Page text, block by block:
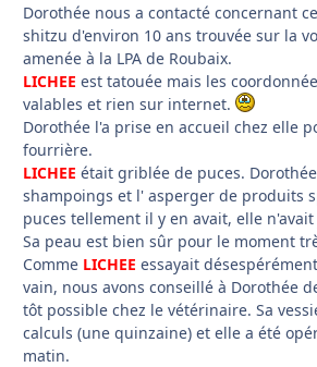
Dorothée nous a contacté concernant
shitzu d'environ 10 ans trouvée sur la
amenée à la LPA de Roubaix.
LICHEE est tatouée mais les
valables et rien sur internet.
Dorothée l'a prise en accueil chez elle
fourrière.
LICHEE était griblée de puces.
shampoings et l' asperger de produits
puces tellement il y en avait, elle n'avait
Sa peau est bien sûr pour le moment
Comme LICHEE essayait
vain, nous avons conseillé à Dorothée
tôt possible chez le vétérinaire. Sa
calculs (une quinzaine) et elle a été
matin.